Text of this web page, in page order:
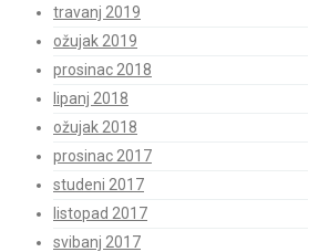
travanj 2019
ožujak 2019
prosinac 2018
lipanj 2018
ožujak 2018
prosinac 2017
studeni 2017
listopad 2017
svibanj 2017